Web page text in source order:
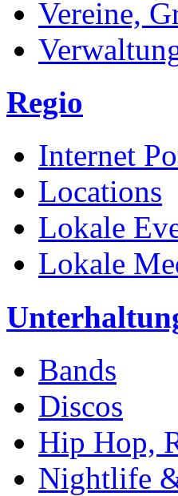
Vereine,
Regio
Internet
Locations
Lokale
Lokale
Bands
Discos
Hip Hop,
Nightlife